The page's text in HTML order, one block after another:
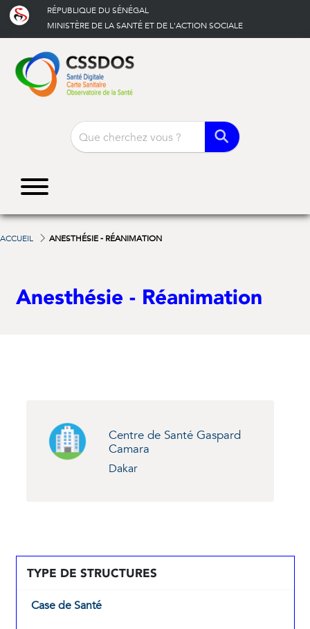
RÉPUBLIQUE DU SÉNÉGAL
MINISTÈRE DE LA SANTÉ ET DE L'ACTION SOCIALE
ACCUEIL ANESTHÉSIE - RÉANIMATION
Anesthésie - Réanimation
Centre de Santé Gaspard
Camara
Dakar
TYPE DE STRUCTURES
Case de Santé